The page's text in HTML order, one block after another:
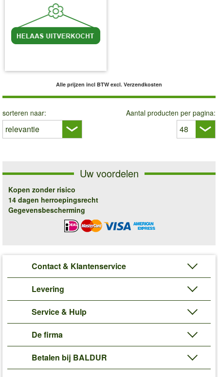
Alle prijzen incl BTW excl. Verzendkosten
sorteren naar: Aantal producten per pagina:
Uw voordelen
Kopen zonder risico
14 dagen herroepingsrecht
Gegevensbescherming
Contact & Klantenservice
Levering
Service & Hulp
De firma
Betalen bij BALDUR